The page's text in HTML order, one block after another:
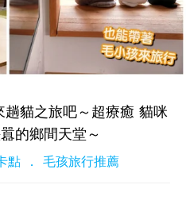
貓之旅吧～超療癒 貓咪
的鄉間天堂～
點 毛孩旅行推薦